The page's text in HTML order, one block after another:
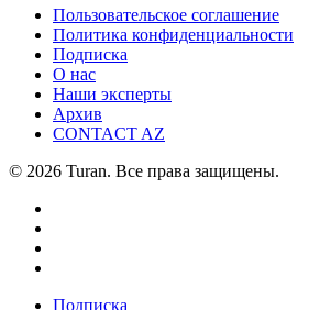
Пользовательское соглашение
Политика конфиденциальности
Подписка
О нас
Наши эксперты
Архив
CONTACT AZ
© 2026 Turan. Все права защищены.
Подписка